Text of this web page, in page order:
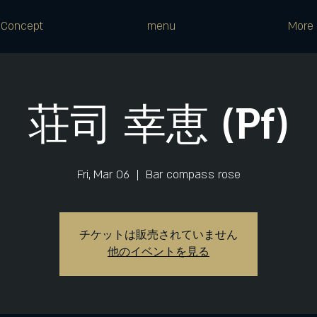
Concept menu More
荘司 幸恵 (Pf)
Fri, Mar 06
  |
Bar compass rose
チケットは販売されていません
他のイベントを見る